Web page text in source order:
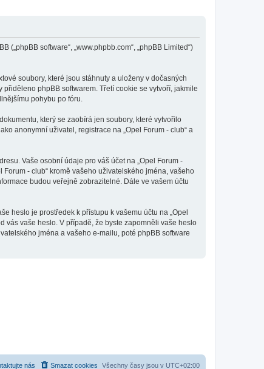
(„phpBB software“, „www.phpbb.com“, „phpBB Limited“)
soubory, které jsou stáhnuty a uloženy v dočasných
phpBB softwarem. Třetí cookie se vytvoří, jakmile
pohybu po fóru.
který se zaobírá jen soubory, které vytvořilo
anonymní uživatel, registrace na „Opel Forum - club“ a
Vaše osobní údaje pro váš účet na „Opel Forum -
- club“ kromě vašeho uživatelského jména, vašeho
budou veřejně zobrazitelné. Dále ve vašem účtu
heslo je prostředek k přístupu k vašemu účtu na „Opel
vás vaše heslo. V případě, že byste zapomněli vaše heslo
jména a vašeho e-mailu, poté phpBB software
Všechny časy jsou v UTC+02:00
Smazat cookies
nás